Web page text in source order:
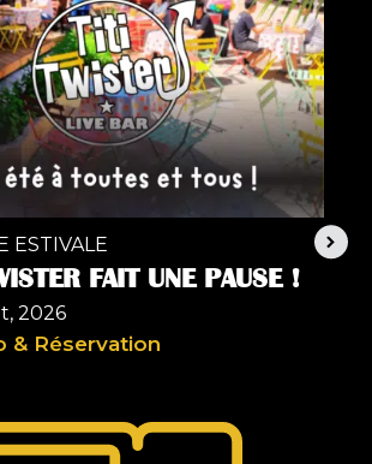
ESTIVALE
FAIT UNE PAUSE !
2026
& Réservation